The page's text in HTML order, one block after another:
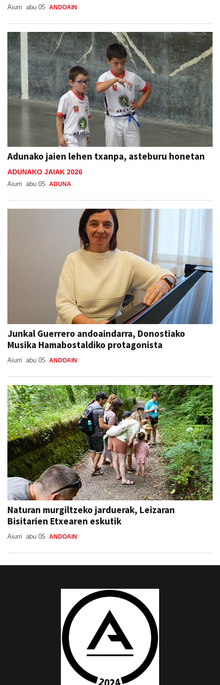
Aiurri abu 05 ANDOAIN
Adunako jaien lehen txanpa, asteburu honetan
ADUNAKO JAIAK 2026
Aiurri abu 05 ADUNA
Junkal Guerrero andoaindarra, Donostiako
Musika Hamabostaldiko protagonista
Aiurri abu 05 ANDOAIN
Naturan murgiltzeko jarduerak, Leizaran
Bisitarien Etxearen eskutik
Aiurri abu 05 ANDOAIN